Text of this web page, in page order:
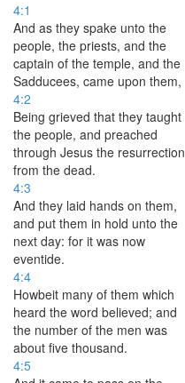
4:1
And as they spake unto the
people, the priests, and the
captain of the temple, and the
Sadducees, came upon them,
4:2
Being grieved that they taught
the people, and preached
through Jesus the resurrection
from the dead.
4:3
And they laid hands on them,
and put them in hold unto the
next day: for it was now
eventide.
4:4
Howbeit many of them which
heard the word believed; and
the number of the men was
about five thousand.
4:5